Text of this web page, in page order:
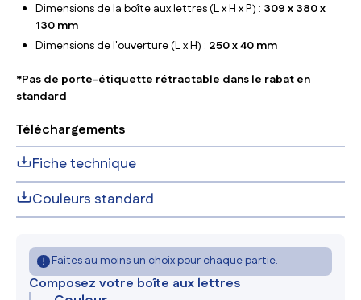
Dimensions de la boîte aux lettres (L x H x P) : 309 x 380 x
130 mm
Dimensions de l'ouverture (L x H) : 250 x 40 mm
*Pas de porte-étiquette rétractable dans le rabat en
standard
Téléchargements
Fiche technique
Couleurs standard
Faites au moins un choix pour chaque partie.
Composez votre boîte aux lettres